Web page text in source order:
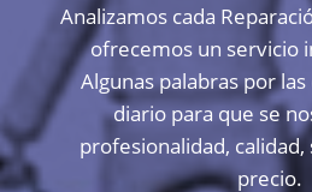
Analizamos cada
ofrecemos un servicio
Algunas palabras por
diario para que se
profesionalidad,
precio.